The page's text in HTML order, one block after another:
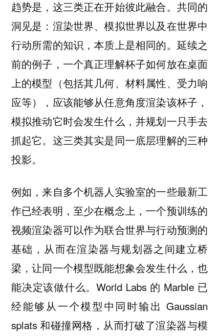
趋势是，这三类正在开始彼此融合。共同的
洞见是：渲染世界、模拟世界以及在世界中
行动所需的知识，本质上是相同的。延续之
前的例子，一个真正理解杯子如何放在桌面
上的模型（包括其几何、材料属性、受力响
应等），应该能够从任意角度渲染该杯子，
模拟推动它时会发生什么，并规划一只手去
抓起它。这三类其实是同一底层理解的三种
投影。
例如，来自多个机器人实验室的一些最新工
作已经表明，至少在概念上，一个预训练的
视频渲染器可以作为联合世界与行动预测的
基础，从而在渲染器与规划器之间建立桥
梁，让同一个模型既能想象会发生什么，也
能决定该做什么。World Labs 的 Marble 已
经能够从一个模型中同时输出 Gaussian
splats 和碰撞网格，从而打破了渲染器与模